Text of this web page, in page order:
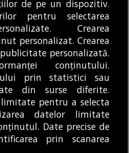
COOKIES
- Buletin de București.
. Powered by TRS Design.
De
Cookie
Policy (EU)
Cookie
Policy
de pe un dispozitiv.
pentru selectarea
Crearea
personalizat. Crearea
personalizată.
conținutului.
prin statistici sau
din surse diferite.
pentru a selecta
datelor limitate
Date precise de
prin scanarea